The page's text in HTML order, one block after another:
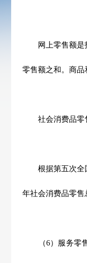
网上零售额是指
零售额之和。商
社会消费品零售
根据第五次全国
年社会消费品零
（6）服务零售